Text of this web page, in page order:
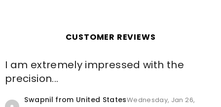
CUSTOMER REVIEWS
I am extremely impressed with the
precision...
Swapnil from United StatesWednesday, Jan 26,